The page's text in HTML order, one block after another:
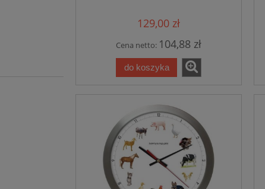
129,00 zł
Cena netto: 104,88 zł
do koszyka